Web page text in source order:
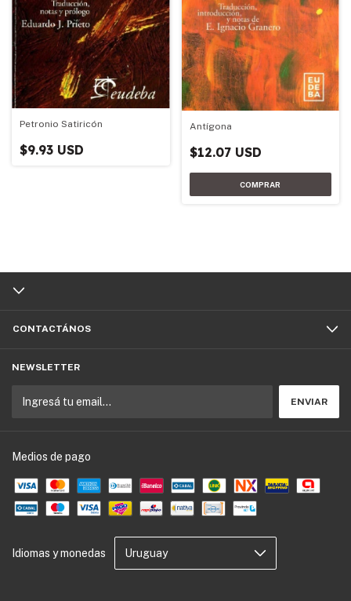
Petronio Satiricón
$9.93 USD
Antígona
$12.07 USD
CONTACTÁNOS
NEWSLETTER
Medios de pago
Idiomas y monedas